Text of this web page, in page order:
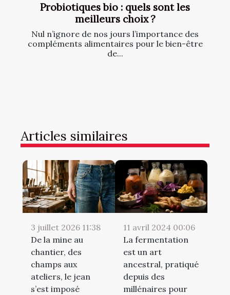
Probiotiques bio : quels sont les
meilleurs choix ?
Nul n’ignore de nos jours l’importance des
compléments alimentaires pour le bien-être
de...
Articles similaires
3 juillet 2026 11:38
De la mine au
chantier, des
champs aux
ateliers, le jean
s’est imposé
11 avril 2024 00:06
La fermentation
est un art
ancestral, pratiqué
depuis des
millénaires pour